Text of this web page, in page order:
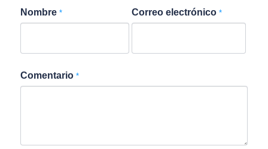
Nombre * Correo electrónico*
Comentario *